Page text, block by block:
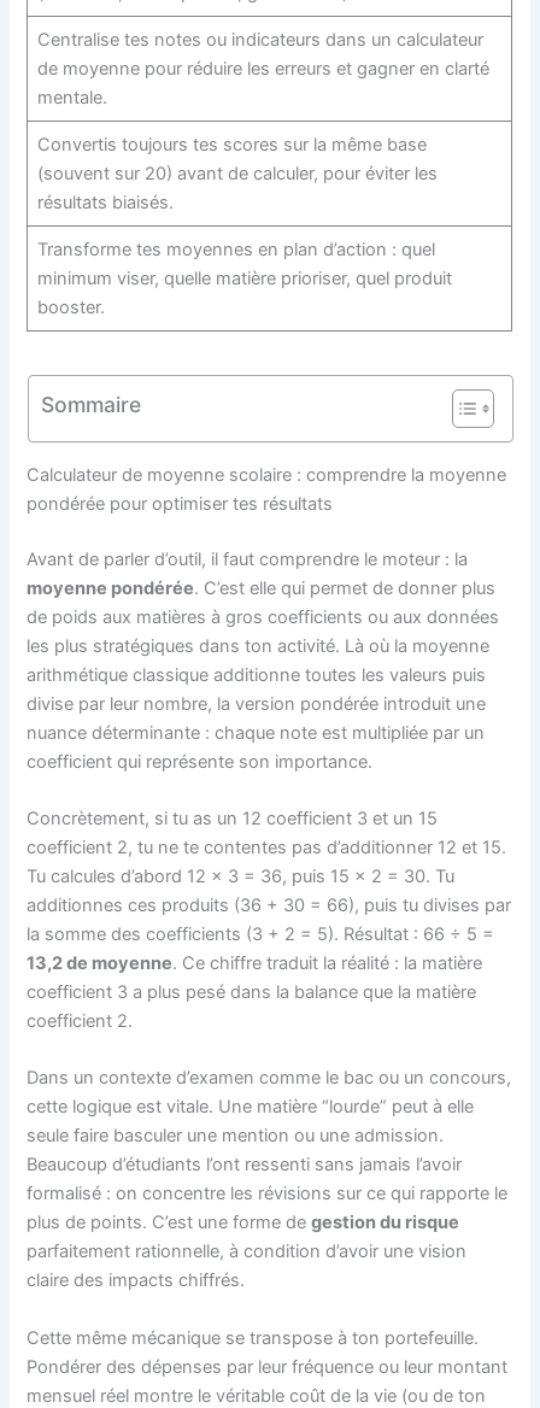
Centralise tes notes ou indicateurs dans un calculateur
de moyenne pour réduire les erreurs et gagner en clarté
mentale.
Convertis toujours tes scores sur la même base
(souvent sur 20) avant de calculer, pour éviter les
résultats biaisés.
Transforme tes moyennes en plan d’action : quel
minimum viser, quelle matière prioriser, quel produit
booster.
Sommaire
Calculateur de moyenne scolaire : comprendre la moyenne
pondérée pour optimiser tes résultats
Avant de parler d’outil, il faut comprendre le moteur : la
moyenne pondérée. C’est elle qui permet de donner plus
de poids aux matières à gros coefficients ou aux données
les plus stratégiques dans ton activité. Là où la moyenne
arithmétique classique additionne toutes les valeurs puis
divise par leur nombre, la version pondérée introduit une
nuance déterminante : chaque note est multipliée par un
coefficient qui représente son importance.
Concrètement, si tu as un 12 coefficient 3 et un 15
coefficient 2, tu ne te contentes pas d’additionner 12 et 15.
Tu calcules d’abord 12 × 3 = 36, puis 15 × 2 = 30. Tu
additionnes ces produits (36 + 30 = 66), puis tu divises par
la somme des coefficients (3 + 2 = 5). Résultat : 66 ÷ 5 =
13,2 de moyenne. Ce chiffre traduit la réalité : la matière
coefficient 3 a plus pesé dans la balance que la matière
coefficient 2.
Dans un contexte d’examen comme le bac ou un concours,
cette logique est vitale. Une matière “lourde” peut à elle
seule faire basculer une mention ou une admission.
Beaucoup d’étudiants l’ont ressenti sans jamais l’avoir
formalisé : on concentre les révisions sur ce qui rapporte le
plus de points. C’est une forme degestion du risque
parfaitement rationnelle, à condition d’avoir une vision
claire des impacts chiffrés.
Cette même mécanique se transpose à ton portefeuille.
Pondérer des dépenses par leur fréquence ou leur montant
mensuel réel montre le véritable coût de la vie (ou de ton